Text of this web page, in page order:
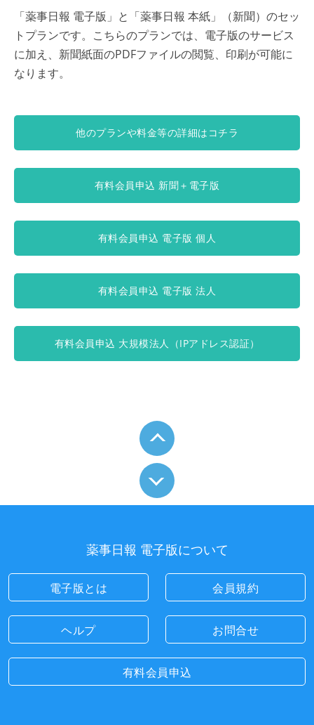
「薬事日報 電子版」と「薬事日報 本紙」（新聞）のセッ
トプランです。こちらのプランでは、電子版のサービス
に加え、新聞紙面のPDFファイルの閲覧、印刷が可能に
なります。
他のプランや料金等の詳細はコチラ
有料会員申込 新聞＋電子版
有料会員申込 電子版 個人
有料会員申込 電子版 法人
有料会員申込 大規模法人（IPアドレス認証）
薬事日報 電子版について
電子版とは 会員規約
ヘルプ お問合せ
有料会員申込